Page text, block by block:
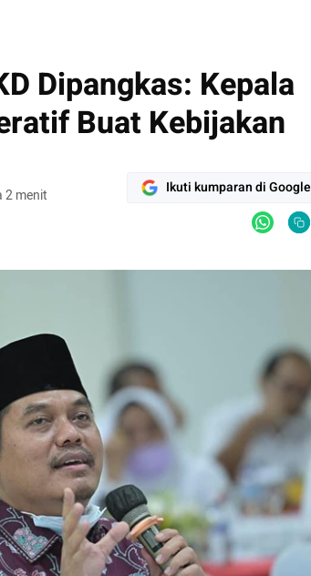
Dipangkas: Kepala
Buat Kebijakan
2 menit Ikuti kumparan di Google